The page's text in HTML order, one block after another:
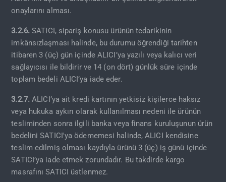
onaylarını alması.
3.2.6. SATICI, sipariş konusu ürünün tedarikinin
imkânsızlaşması halinde, bu durumu öğrendiği tarihten
itibaren 3 (üç) gün içinde ALICI’ya yazılı veya kalıcı veri
sağlayıcısı ile bildirir ve 14 (on dört) günlük süre içinde
toplam bedeli ALICI’ya iade eder.
3.2.7. ALICI’ya ait kredi kartının yetkisiz kişilerce haksız
veya hukuka aykırı olarak kullanılması nedeni ile ürünün
tesliminden sonra ilgili banka veya finans kuruluşunun ürün
bedelini SATICI'ya ödememesi halinde, ALICI kendisine
teslim edilmiş olması kaydıyla ürünü 3 (üç) iş günü içinde
SATICI’ya iade etmek zorundadır. Bu takdirde kargo
masrafını SATICI üstlenmez.